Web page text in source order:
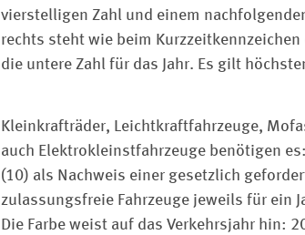
vierstelligen Zahl und einem
rechts steht wie beim
die untere Zahl für das Jahr. Es gilt
Kleinkrafträder, Leichtkraftfahrzeuge,
auch Elektrokleinstfahrzeuge benötigen
(10) als Nachweis einer gesetzlich
zulassungsfreie Fahrzeuge jeweils für ein
Die Farbe weist auf das Verkehrsjahr hin: